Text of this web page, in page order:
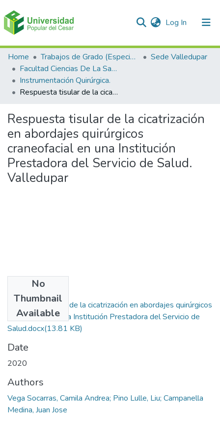
Log In (current)
Communities & Collections
All of DSpace
Statistics
Home Trabajos de Grado (Especializaciones y Pregrados)
Sede Valledupar
Facultad Ciencias De La Salud.
Instrumentación Quirúrgica.
Respuesta tisular de la cicatrización en abordajes quirúrgicos craneofacial en una Institución Prestadora del Servicio de Salud. Valledupar
Respuesta tisular de la cicatrización
en abordajes quirúrgicos
craneofacial en una Institución
Prestadora del Servicio de Salud.
Valledupar
No
Thumbnail
Available
Respuesta tisular de la cicatrización en abordajes quirúrgicos
craneofacial en una Institución Prestadora del Servicio de
Salud.docx(13.81 KB)
Date
2020
Authors
Vega Socarras, Camila Andrea; Pino Lulle, Liu; Campanella
Medina, Juan Jose